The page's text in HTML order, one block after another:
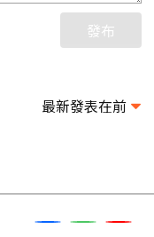
發布
最新發表在前